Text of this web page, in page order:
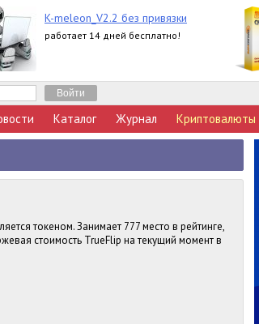
K-meleon_V2.2 без привязки
работает 14 дней бесплатно!
Каталог Журнал Криптовалюты
токеном. Занимает 777 место в рейтинге,
стоимость TrueFlip на текущий момент в